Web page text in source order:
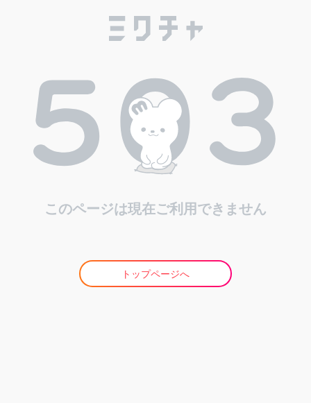
このページは現在ご利用できません